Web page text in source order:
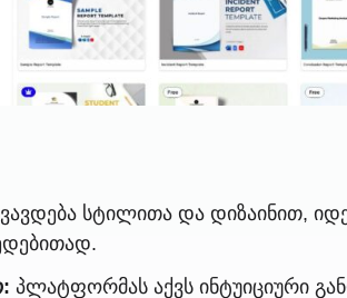
სტილითა და დიზაინით,
პლატფორმას აქვს ინტუიციური